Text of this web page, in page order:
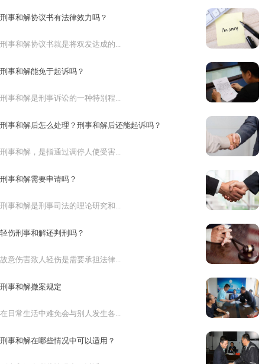
刑事和解协议书有法律效力吗？
刑事和解协议书就是将双发达成的...
刑事和解能免于起诉吗？
刑事和解是刑事诉讼的一种特别程...
刑事和解后怎么处理？刑事和解后还能起诉吗？
刑事和解，是指通过调停人使受害...
刑事和解需要申请吗？
刑事和解是刑事司法的理论研究和...
轻伤刑事和解还判刑吗？
故意伤害致人轻伤是需要承担法律...
刑事和解撤案规定
在日常生活中难免会与别人发生各...
刑事和解在哪些情况中可以适用？